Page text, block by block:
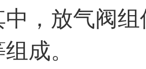
，放气阀
成。